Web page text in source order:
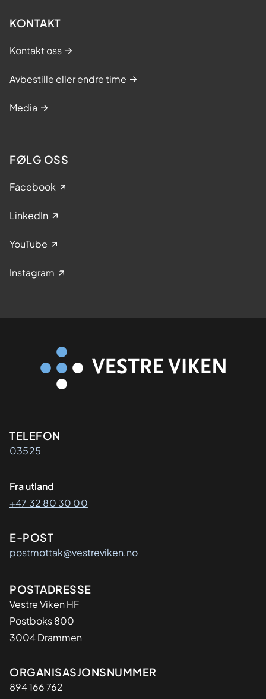
KONTAKT
Kontakt oss
Avbestille eller endre time
Media
FØLG OSS
Facebook
LinkedIn
YouTube
Instagram
Kontaktinformasjon
TELEFON
03525
Fra utland
+47 32 80 30 00
E-POST
postmottak@vestreviken.no
Adresse
POSTADRESSE
Vestre Viken HF
Postboks 800
3004 Drammen
Organisasjon
ORGANISASJONSNUMMER
894 166 762